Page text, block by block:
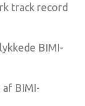
track record
BIMI-
BIMI-